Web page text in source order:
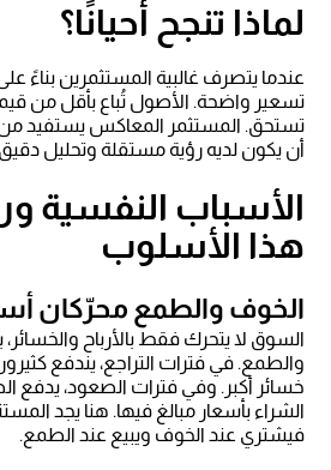
لماذا تنجح أحيانًا؟
عندما يتصرف غالبية المستثمرين بناءً
تسعير واضحة. الأصول تُباع بأقل من
تستحق. المستثمر المعاكس يستفيد
أن يكون لديه رؤية مستقلة وتحليل
الأسباب النفسية
هذا الأسلوب
الخوف والطمع محرّكان
السوق لا يتحرك فقط بالأرباح والخسائر،
والطمع. في فترات التراجع، يندفع
خسائر أكبر. وفي فترات الصعود، يدفع
الشراء بأسعار مبالغ فيها. هنا يجد
فيشتري عند الخوف ويبيع عند الطمع.